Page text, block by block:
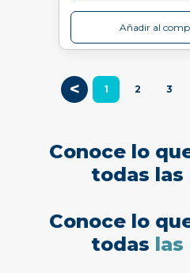
Añadir al
< 1 2 3
Conoce lo
todas las
Conoce lo
todas las